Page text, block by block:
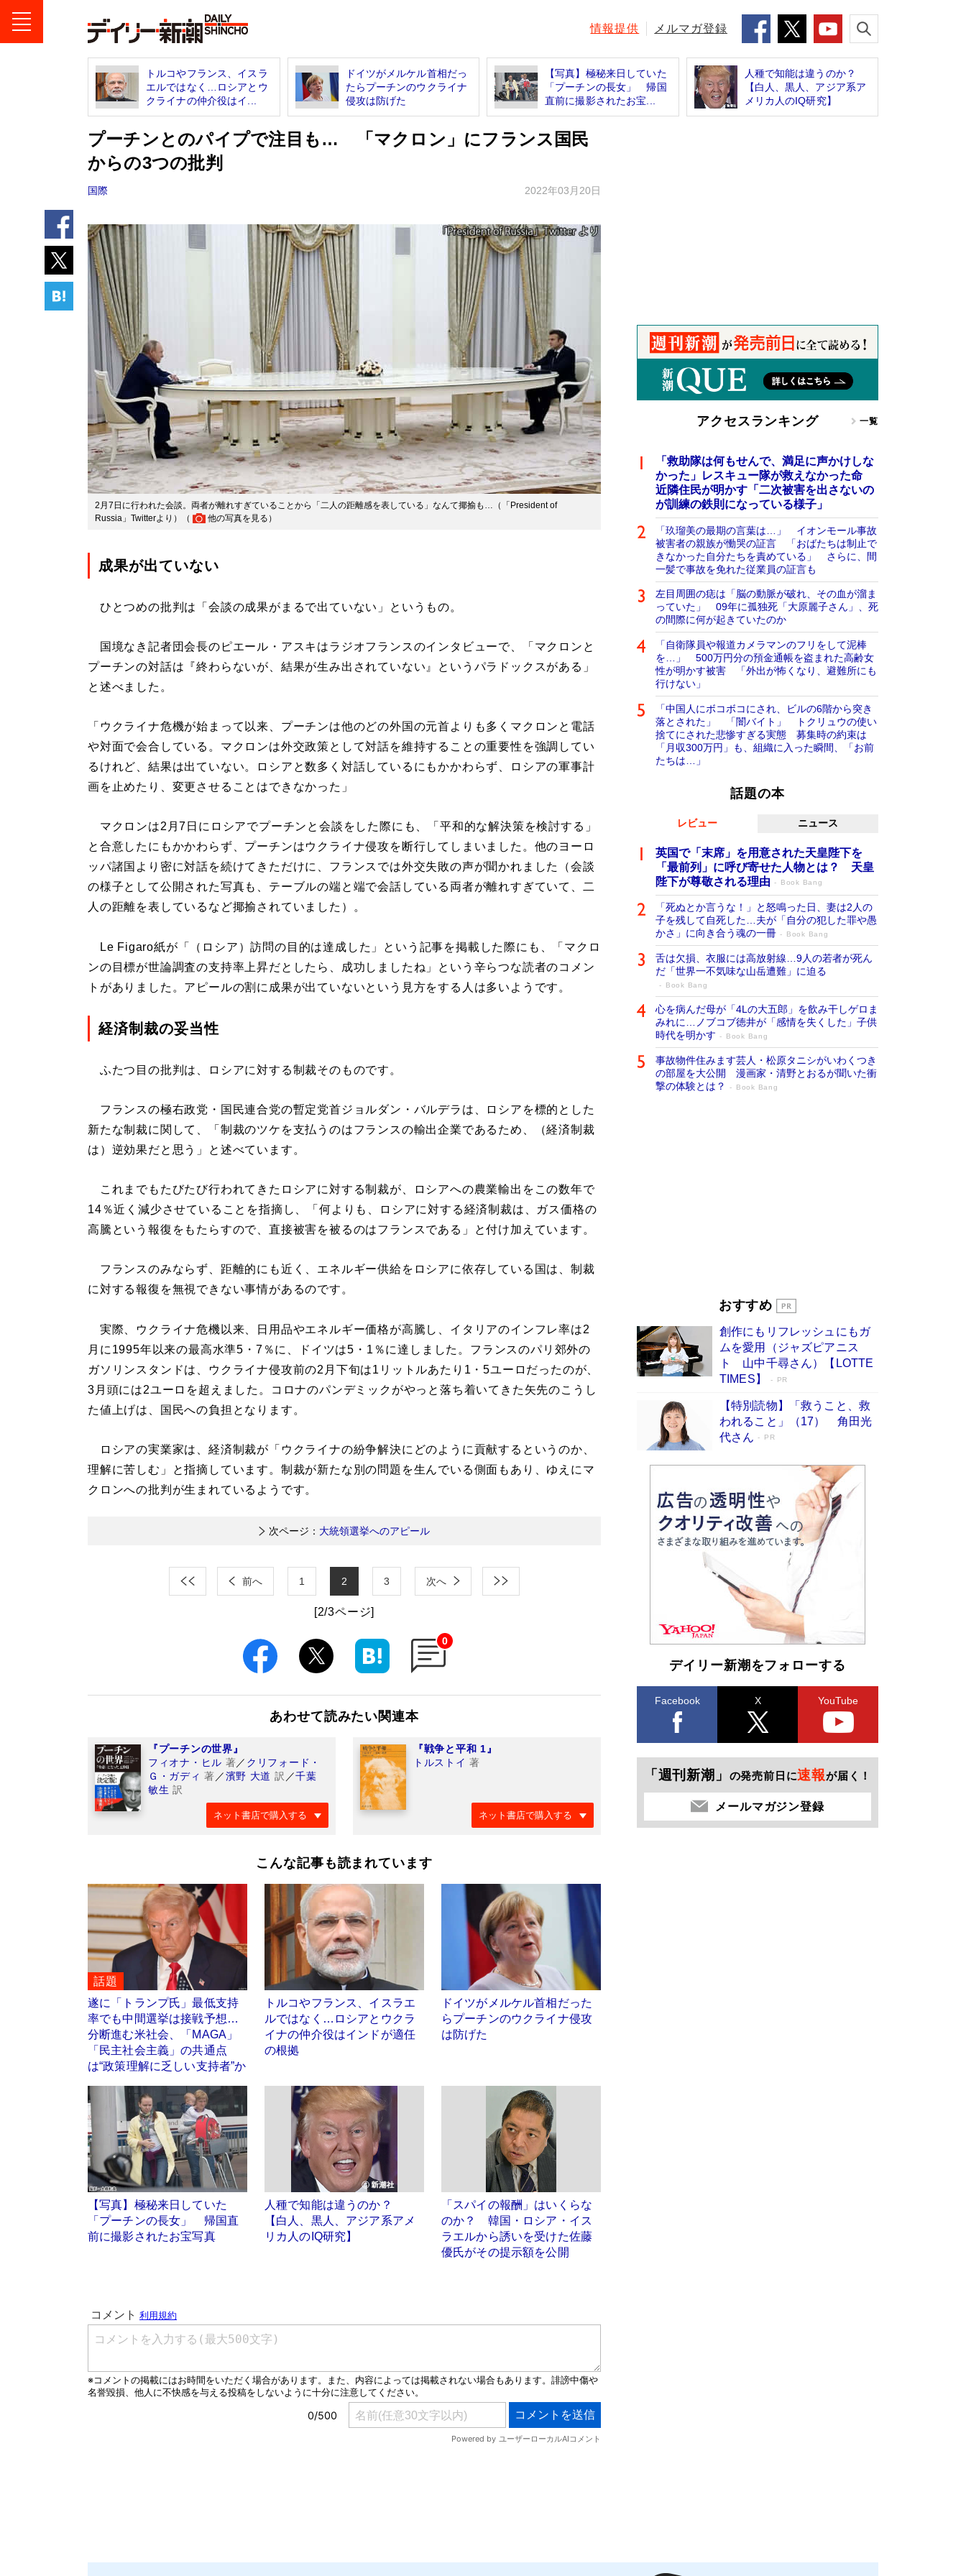
情報提供 メルマガ登録
トルコやフランス、イスラ
エルではなく…ロシアとウ
クライナの仲介役はイ...
ドイツがメルケル首相だっ
たらプーチンのウクライナ
侵攻は防げた
【写真】極秘来日していた
「プーチンの長女」 帰国
直前に撮影されたお宝...
人種で知能は違うのか？
【白人、黒人、アジア系ア
メリカ人のIQ研究】
プーチンとのパイプで注目も… 「マクロン」にフランス国民
からの3つの批判
国際 2022年03月20日
2月7日に行われた会談。両者が離れすぎていることから「二人の距離感を表している」なんて揶揄も…（「President of
Russia」Twitterより）（
他の写真を見る ）
成果が出ていない
ひとつめの批判は「会談の成果がまるで出ていない」というもの。
国境なき記者団会長のピエール・アスキはラジオフランスのインタビューで、「マクロンと
プーチンの対話は『終わらないが、結果が生み出されていない』というパラドックスがある」
と述べました。
「ウクライナ危機が始まって以来、プーチンは他のどの外国の元首よりも多くマクロンと電話
や対面で会合している。マクロンは外交政策として対話を維持することの重要性を強調してい
るけれど、結果は出ていない。ロシアと数多く対話しているにもかかわらず、ロシアの軍事計
画を止めたり、変更させることはできなかった」
マクロンは2月7日にロシアでプーチンと会談をした際にも、「平和的な解決策を検討する」
と合意したにもかかわらず、プーチンはウクライナ侵攻を断行してしまいました。他のヨーロ
ッパ諸国より密に対話を続けてきただけに、フランスでは外交失敗の声が聞かれました（会談
の様子として公開された写真も、テーブルの端と端で会話している両者が離れすぎていて、二
人の距離を表しているなど揶揄されていました）。
Le Figaro紙が「（ロシア）訪問の目的は達成した」という記事を掲載した際にも、「マクロ
ンの目標が世論調査の支持率上昇だとしたら、成功しましたね」という辛らつな読者のコメン
トがありました。アピールの割に成果が出ていないという見方をする人は多いようです。
経済制裁の妥当性
ふたつ目の批判は、ロシアに対する制裁そのものです。
フランスの極右政党・国民連合党の暫定党首ジョルダン・バルデラは、ロシアを標的とした
新たな制裁に関して、「制裁のツケを支払うのはフランスの輸出企業であるため、（経済制裁
は）逆効果だと思う」と述べています。
これまでもたびたび行われてきたロシアに対する制裁が、ロシアへの農業輸出をこの数年で
14％近く減少させていることを指摘し、「何よりも、ロシアに対する経済制裁は、ガス価格の
高騰という報復をもたらすので、直接被害を被るのはフランスである」と付け加えています。
フランスのみならず、距離的にも近く、エネルギー供給をロシアに依存している国は、制裁
に対する報復を無視できない事情があるのです。
実際、ウクライナ危機以来、日用品やエネルギー価格が高騰し、イタリアのインフレ率は2
月に1995年以来の最高水準5・7％に、ドイツは5・1％に達しました。フランスのパリ郊外の
ガソリンスタンドは、ウクライナ侵攻前の2月下旬は1リットルあたり1・5ユーロだったのが、
3月頭には2ユーロを超えました。コロナのパンデミックがやっと落ち着いてきた矢先のこうし
た値上げは、国民への負担となります。
ロシアの実業家は、経済制裁が「ウクライナの紛争解決にどのように貢献するというのか、
理解に苦しむ」と指摘しています。制裁が新たな別の問題を生んでいる側面もあり、ゆえにマ
クロンへの批判が生まれているようです。
次ページ： 大統領選挙へのアピール
前へ 1 2 3 次へ
[2/3ページ]
0
あわせて読みたい関連本
『プーチンの世界』
フィオナ・ヒル 著 ／ クリフォード・
Ｇ・ガディ 著 ／濱野 大道 訳 ／千葉
敏生 訳
ネット書店で購入する
『戦争と平和 1』
トルストイ 著
ネット書店で購入する
こんな記事も読まれています
話題
遂に「トランプ氏」最低支持
率でも中間選挙は接戦予想…
分断進む米社会、「MAGA」
「民主社会主義」の共通点
は“政策理解に乏しい支持者”か
トルコやフランス、イスラエ
ルではなく…ロシアとウクラ
イナの仲介役はインドが適任
の根拠
ドイツがメルケル首相だった
らプーチンのウクライナ侵攻
は防げた
【写真】極秘来日していた
「プーチンの長女」 帰国直
前に撮影されたお宝写真
人種で知能は違うのか？
【白人、黒人、アジア系アメ
リカ人のIQ研究】
「スパイの報酬」はいくらな
のか？ 韓国・ロシア・イス
ラエルから誘いを受けた佐藤
優氏がその提示額を公開
アクセスランキング 一覧
「救助隊は何もせんで、満足に声かけしな
かった」レスキュー隊が救えなかった命
近隣住民が明かす「二次被害を出さないの
が訓練の鉄則になっている様子」
「玖瑠美の最期の言葉は…」 イオンモール事故
被害者の親族が慟哭の証言 「おばたちは制止で
きなかった自分たちを責めている」 さらに、間
一髪で事故を免れた従業員の証言も
左目周囲の痣は「脳の動脈が破れ、その血が溜ま
っていた」 09年に孤独死「大原麗子さん」、死
の間際に何が起きていたのか
「自衛隊員や報道カメラマンのフリをして泥棒
を…」 500万円分の預金通帳を盗まれた高齢女
性が明かす被害 「外出が怖くなり、避難所にも
行けない」
「中国人にボコボコにされ、ビルの6階から突き
落とされた」 「闇バイト」 トクリュウの使い
捨てにされた悲惨すぎる実態 募集時の約束は
「月収300万円」も、組織に入った瞬間、「お前
たちは…」
話題の本
レビュー ニュース
英国で「末席」を用意された天皇陛下を
「最前列」に呼び寄せた人物とは？ 天皇
陛下が尊敬される理由
Book Bang
「死ぬとか言うな！」と怒鳴った日、妻は2人の
子を残して自死した…夫が「自分の犯した罪や愚
かさ」に向き合う魂の一冊
Book Bang
舌は欠損、衣服には高放射線…9人の若者が死ん
だ「世界一不気味な山岳遭難」に迫る
Book Bang
心を病んだ母が「4Lの大五郎」を飲み干しゲロま
みれに…ノブコブ徳井が「感情を失くした」子供
時代を明かす
Book Bang
事故物件住みます芸人・松原タニシがいわくつき
の部屋を大公開 漫画家・清野とおるが聞いた衝
撃の体験とは？
Book Bang
占 上半期1位にも選出［新書ベストセラー］
Book Bang
おすすめ
創作にもリフレッシュにもガ
ムを愛用（ジャズピアニス
ト 山中千尋さん）【LOTTE
TIMES】
PR
【特別読物】「救うこと、救
われること」（17） 角田光
代さん
PR
デイリー新潮をフォローする
Facebook X YouTube
「週刊新潮」 の発売前日に速報が届く！
メールマガジン登録